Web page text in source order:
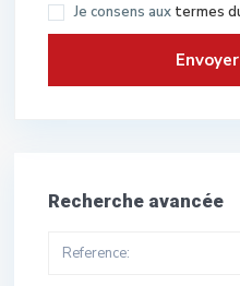
Je consens aux termes
Recherche avancée